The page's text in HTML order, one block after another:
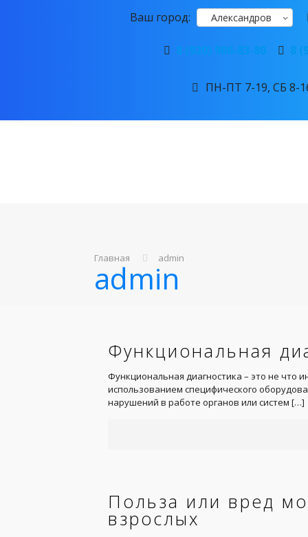
Ваш город: Александров
8 (920) 906-83-80 8
ПН-ПТ 7-19, СБ 8-
Главная admin
admin
Функциональная
Функциональная диагностика – это не что
использованием специфического
нарушений в работе органов или систем […]
Польза или вред
взрослых